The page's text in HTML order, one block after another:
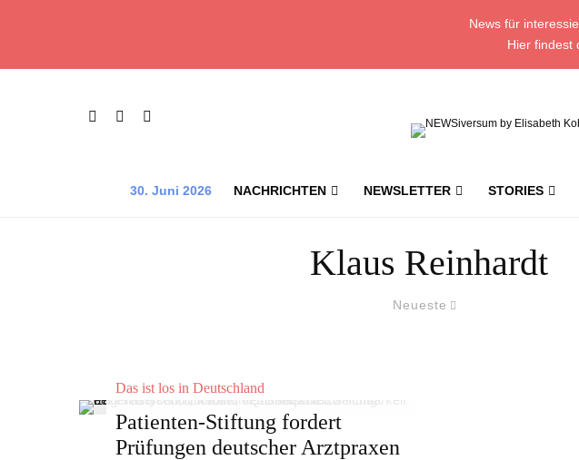
News für
Hier findest
30. Juni 2026 NACHRICHTEN NEWSLETTER STORIES
Klaus Reinhardt
Neueste
Das ist los in Deutschland
Patienten-Stiftung fordert
Prüfungen deutscher Arztpraxen